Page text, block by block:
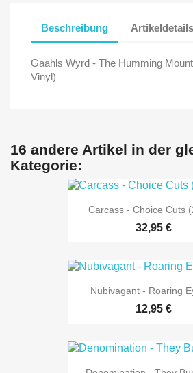
Beschreibung Artikeldetails
Gaahls Wyrd - The Humming
Vinyl)
16 andere Artikel in der
Kategorie:
Carcass - Choice Cuts
32,95 €
Nubivagant - Roaring
12,95 €